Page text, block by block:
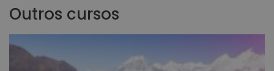
Outros cursos